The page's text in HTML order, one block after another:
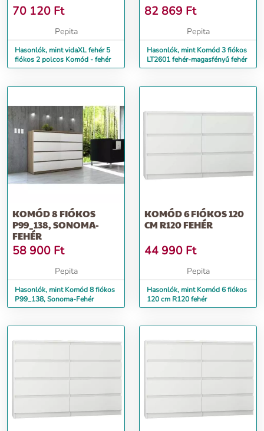
70 120 Ft
Pepita
Hasonlók, mint vidaXL fehér 5
fiókos 2 polcos Komód - fehér
82 869 Ft
Pepita
Hasonlók, mint Komód 3 fiókos
LT2601 fehér-magasfényű fehér
KOMÓD 8 FIÓKOS
P99_138, SONOMA-
FEHÉR
58 900 Ft
Pepita
Hasonlók, mint Komód 8 fiókos
P99_138, Sonoma-Fehér
KOMÓD 6 FIÓKOS 120
CM R120 FEHÉR
44 990 Ft
Pepita
Hasonlók, mint Komód 6 fiókos
120 cm R120 fehér